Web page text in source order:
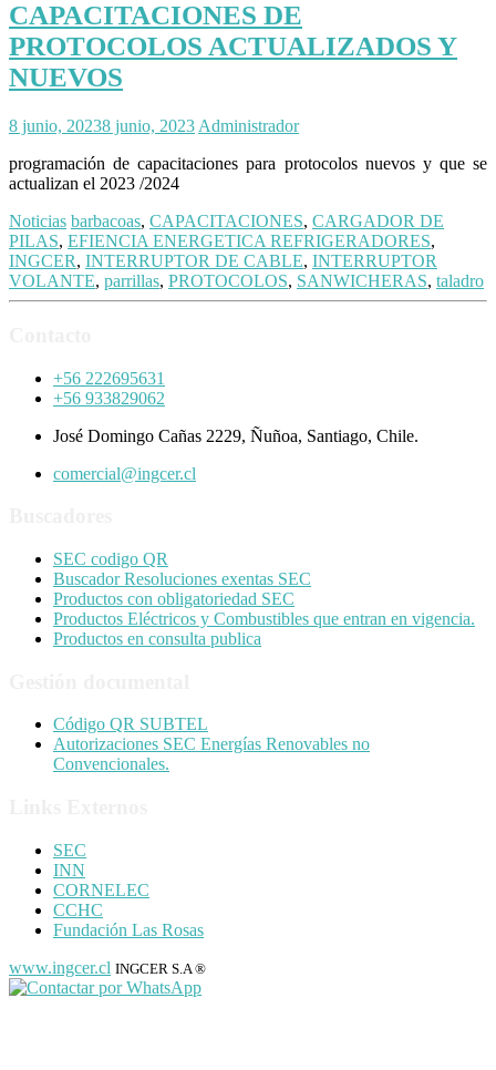
CAPACITACIONES DE
PROTOCOLOS ACTUALIZADOS Y
NUEVOS
8 junio, 20238 junio, 2023 Administrador
programación de capacitaciones para protocolos nuevos y que se
actualizan el 2023 /2024
Noticias barbacoas, CAPACITACIONES, CARGADOR DE
PILAS, EFIENCIA ENERGETICA REFRIGERADORES,
INGCER, INTERRUPTOR DE CABLE, INTERRUPTOR
VOLANTE, parrillas, PROTOCOLOS, SANWICHERAS, taladro
+56 222695631
+56 933829062
José Domingo Cañas 2229, Ñuñoa, Santiago, Chile.
comercial@ingcer.cl
SEC codigo QR
Buscador Resoluciones exentas SEC
Productos con obligatoriedad SEC
Productos Eléctricos y Combustibles que entran en vigencia.
Productos en consulta publica
Código QR SUBTEL
Autorizaciones SEC Energías Renovables no
Convencionales.
SEC
INN
CORNELEC
CCHC
Fundación Las Rosas
www.ingcer.cl INGCER S.A ®